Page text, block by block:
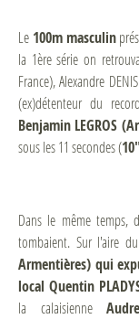
Le 100m masculin
la 1ère série on
France), Alexandre
(ex)détenteur du
Benjamin LEGROS
sous les 11 secondes (
Dans le même
tombaient. Sur l'aire
Armentières) qui
local Quentin
la calaisienne